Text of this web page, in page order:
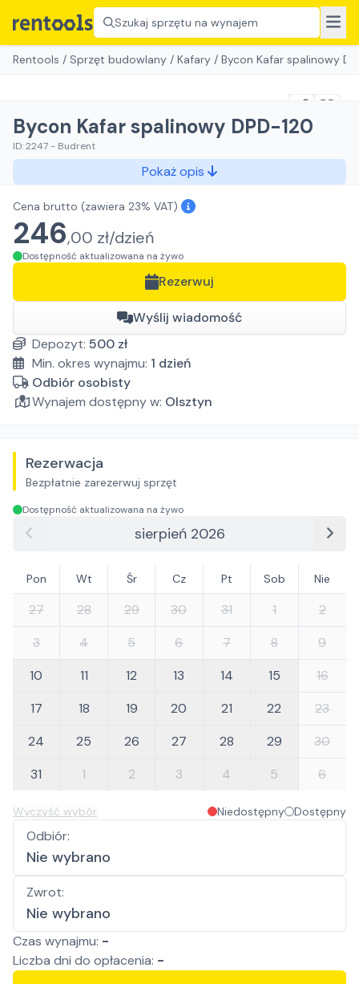
Szukaj sprzętu na wynajem
Rentools / Sprzęt budowlany / Kafary / Bycon Kafar spalinowy
Bycon Kafar spalinowy DPD-120
ID:2247 - Budrent
Pokaż opis
Cena brutto (zawiera 23% VAT)
246,00 zł/dzień
Dostępność aktualizowana na żywo
Rezerwuj
Wyślij wiadomość
Depozyt: 500 zł
Min. okres wynajmu: 1 dzień
Odbiór osobisty
Wynajem dostępny w: Olsztyn
Rezerwacja
Bezpłatnie zarezerwuj sprzęt
Dostępność aktualizowana na żywo
sierpień 2026
Pon Wt Śr Cz Pt Sob Nie
27 28 29 30 31 1
2
3
4 5 6 7 8
9
10
11 12 13 14 15
16
17
18 19 20 21 22
23
24
25 26 27 28 29
30
31
1 2 3 4 5 6
Wyczyść wybór Niedostępny Dostępny
Odbiór:
Nie wybrano
Zwrot:
Nie wybrano
Czas wynajmu: -
Liczba dni do opłacenia: -